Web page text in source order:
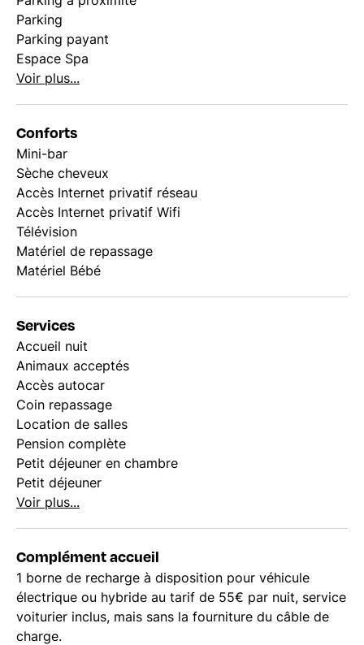
Parking
Parking payant
Espace Spa
Voir plus...
Conforts
Mini-bar
Sèche cheveux
Accès Internet privatif réseau
Accès Internet privatif Wifi
Télévision
Matériel de repassage
Matériel Bébé
Services
Accueil nuit
Animaux acceptés
Accès autocar
Coin repassage
Location de salles
Pension complète
Petit déjeuner en chambre
Petit déjeuner
Voir plus...
Complément accueil
1 borne de recharge à disposition pour véhicule
électrique ou hybride au tarif de 55€ par nuit, service
voiturier inclus, mais sans la fourniture du câble de
charge.